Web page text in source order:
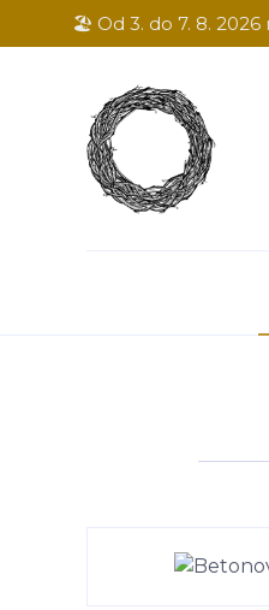
🏖️ Od 3. do 7. 8.